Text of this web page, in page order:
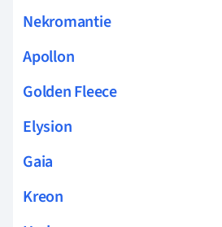
Nekromantie
Apollon
Golden Fleece
Elysion
Gaia
Kreon